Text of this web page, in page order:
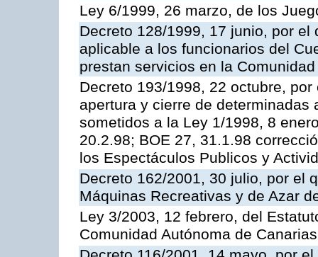
Ley 6/1999, 26 marzo, de los
Decreto 128/1999, 17 junio, por
aplicable a los funcionarios del
prestan servicios en la
Decreto 193/1998, 22 octubre,
apertura y cierre de
sometidos a la Ley 1/1998, 8
20.2.98; BOE 27, 31.1.98
los Espectáculos Publicos y
Decreto 162/2001, 30 julio, por el
Máquinas Recreativas y de Azar
Ley 3/2003, 12 febrero, del
Comunidad Autónoma de Canarias